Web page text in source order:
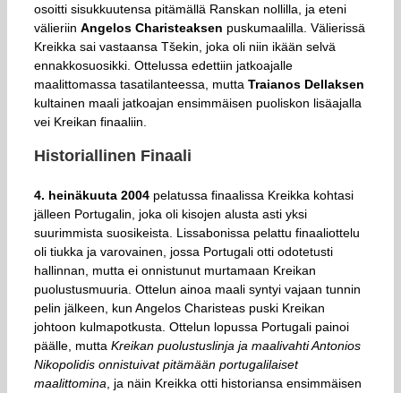
osoitti sisukkuutensa pitämällä Ranskan nollilla, ja eteni
välieriin Angelos Charisteaksen puskumaalilla. Välierissä
Kreikka sai vastaansa Tšekin, joka oli niin ikään selvä
ennakkosuosikki. Ottelussa edettiin jatkoajalle
maalittomassa tasatilanteessa, mutta Traianos Dellaksen
kultainen maali jatkoajan ensimmäisen puoliskon lisäajalla
vei Kreikan finaaliin.
Historiallinen Finaali
4. heinäkuuta 2004 pelatussa finaalissa Kreikka kohtasi
jälleen Portugalin, joka oli kisojen alusta asti yksi
suurimmista suosikeista. Lissabonissa pelattu finaaliottelu
oli tiukka ja varovainen, jossa Portugali otti odotetusti
hallinnan, mutta ei onnistunut murtamaan Kreikan
puolustusmuuria. Ottelun ainoa maali syntyi vajaan tunnin
pelin jälkeen, kun Angelos Charisteas puski Kreikan
johtoon kulmapotkusta. Ottelun lopussa Portugali painoi
päälle, mutta Kreikan puolustuslinja ja maalivahti Antonios
Nikopolidis onnistuivat pitämään portugalilaiset
maalittomina , ja näin Kreikka otti historiansa ensimmäisen